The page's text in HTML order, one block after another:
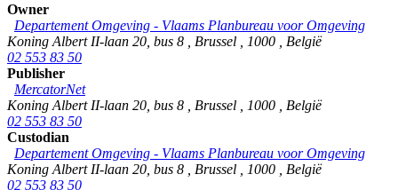
Owner
Departement Omgeving - Vlaams Planbureau voor Omgeving
Koning Albert II-laan 20, bus 8
Brussel 1000
België
02 553 83 50
Publisher
MercatorNet
Koning Albert II-laan 20, bus 8
Brussel 1000
België
02 553 83 50
Custodian
Departement Omgeving - Vlaams Planbureau voor Omgeving
Koning Albert II-laan 20, bus 8
Brussel 1000
België
02 553 83 50